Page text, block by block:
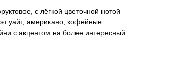
с лёгкой цветочной нотой
уайт, американо, кофейные
с акцентом на более интересный